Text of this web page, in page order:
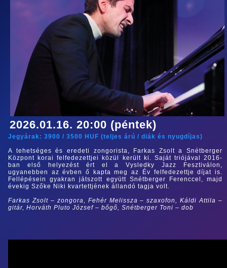
2026.01.16. 20:00 (péntek)
Jegyárak: 3900 / 3500 HUF (teljes árú / diák és nyugdíjas)
A tehetséges és eredeti zongorista, Farkas Zsolt a Snétberger
Központ korai felfedezettjei közül került ki. Saját triójával 2016-
ban első helyezést ért el a Vysledky Jazz Fesztiválon,
ugyanebben az évben ő kapta meg az Év felfedezettje díjat is.
Fellépésein gyakran játszott együtt Snétberger Ferenccel, majd
évekig Szőke Niki kvartettjének állandó tagja volt.
Farkas Zsolt – zongora, Fehér Melissza – szaxofon, Káldi Attila –
gitár, Horváth Pluto József – bőgő, Snétberger Toni – dob